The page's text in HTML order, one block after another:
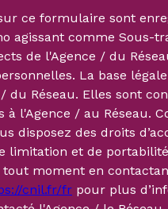
ce formulaire sont
agissant comme Sous-
de l'Agence / du
La base
Réseau. Elles sont
à l'Agence / au Réseau.
disposez des droits
limitation et de
moment en
cnil.fr/fr pour plus